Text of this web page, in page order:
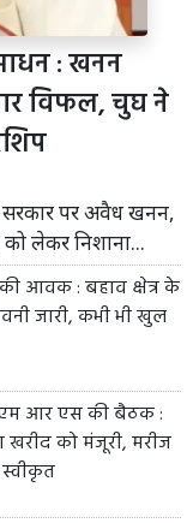
: खनन
विफल, चुघ ने
सरकार पर अवैध खनन,
लेकर निशाना...
आवक : बहाव क्षेत्र के
जारी, कभी भी खुल
आर एस की बैठक :
को मंजूरी, मरीज